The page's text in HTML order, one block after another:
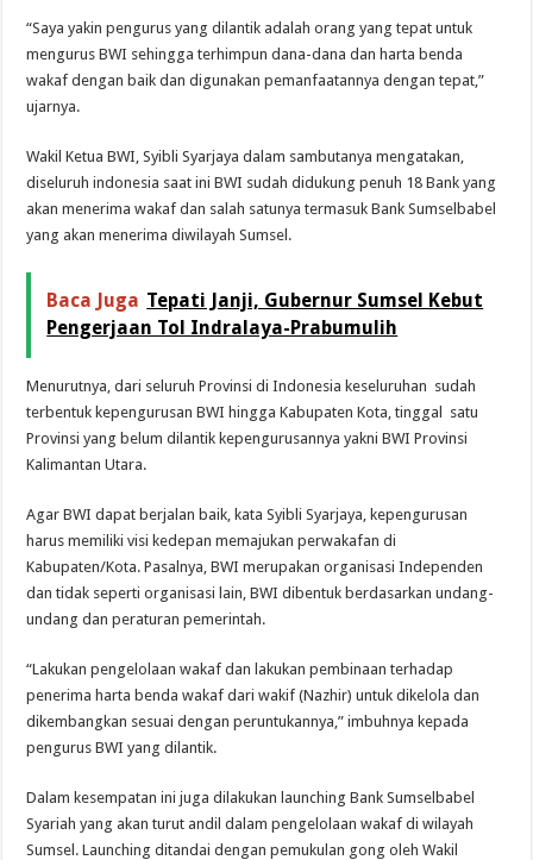
“Saya yakin pengurus yang dilantik adalah orang yang tepat untuk
mengurus BWI sehingga terhimpun dana-dana dan harta benda
wakaf dengan baik dan digunakan pemanfaatannya dengan tepat,”
ujarnya.
Wakil Ketua BWI, Syibli Syarjaya dalam sambutanya mengatakan,
diseluruh indonesia saat ini BWI sudah didukung penuh 18 Bank yang
akan menerima wakaf dan salah satunya termasuk Bank Sumselbabel
yang akan menerima diwilayah Sumsel.
Baca Juga Tepati Janji, Gubernur Sumsel Kebut
Pengerjaan Tol Indralaya-Prabumulih
Menurutnya, dari seluruh Provinsi di Indonesia keseluruhan sudah
terbentuk kepengurusan BWI hingga Kabupaten Kota, tinggal satu
Provinsi yang belum dilantik kepengurusannya yakni BWI Provinsi
Kalimantan Utara.
Agar BWI dapat berjalan baik, kata Syibli Syarjaya, kepengurusan
harus memiliki visi kedepan memajukan perwakafan di
Kabupaten/Kota. Pasalnya, BWI merupakan organisasi Independen
dan tidak seperti organisasi lain, BWI dibentuk berdasarkan undang-
undang dan peraturan pemerintah.
“Lakukan pengelolaan wakaf dan lakukan pembinaan terhadap
penerima harta benda wakaf dari wakif (Nazhir) untuk dikelola dan
dikembangkan sesuai dengan peruntukannya,” imbuhnya kepada
pengurus BWI yang dilantik.
Dalam kesempatan ini juga dilakukan launching Bank Sumselbabel
Syariah yang akan turut andil dalam pengelolaan wakaf di wilayah
Sumsel. Launching ditandai dengan pemukulan gong oleh Wakil